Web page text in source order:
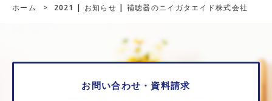
ホーム > 2021 | お知らせ | 補聴器のニイガタエイド株式会社
お問い合わせ・資料請求